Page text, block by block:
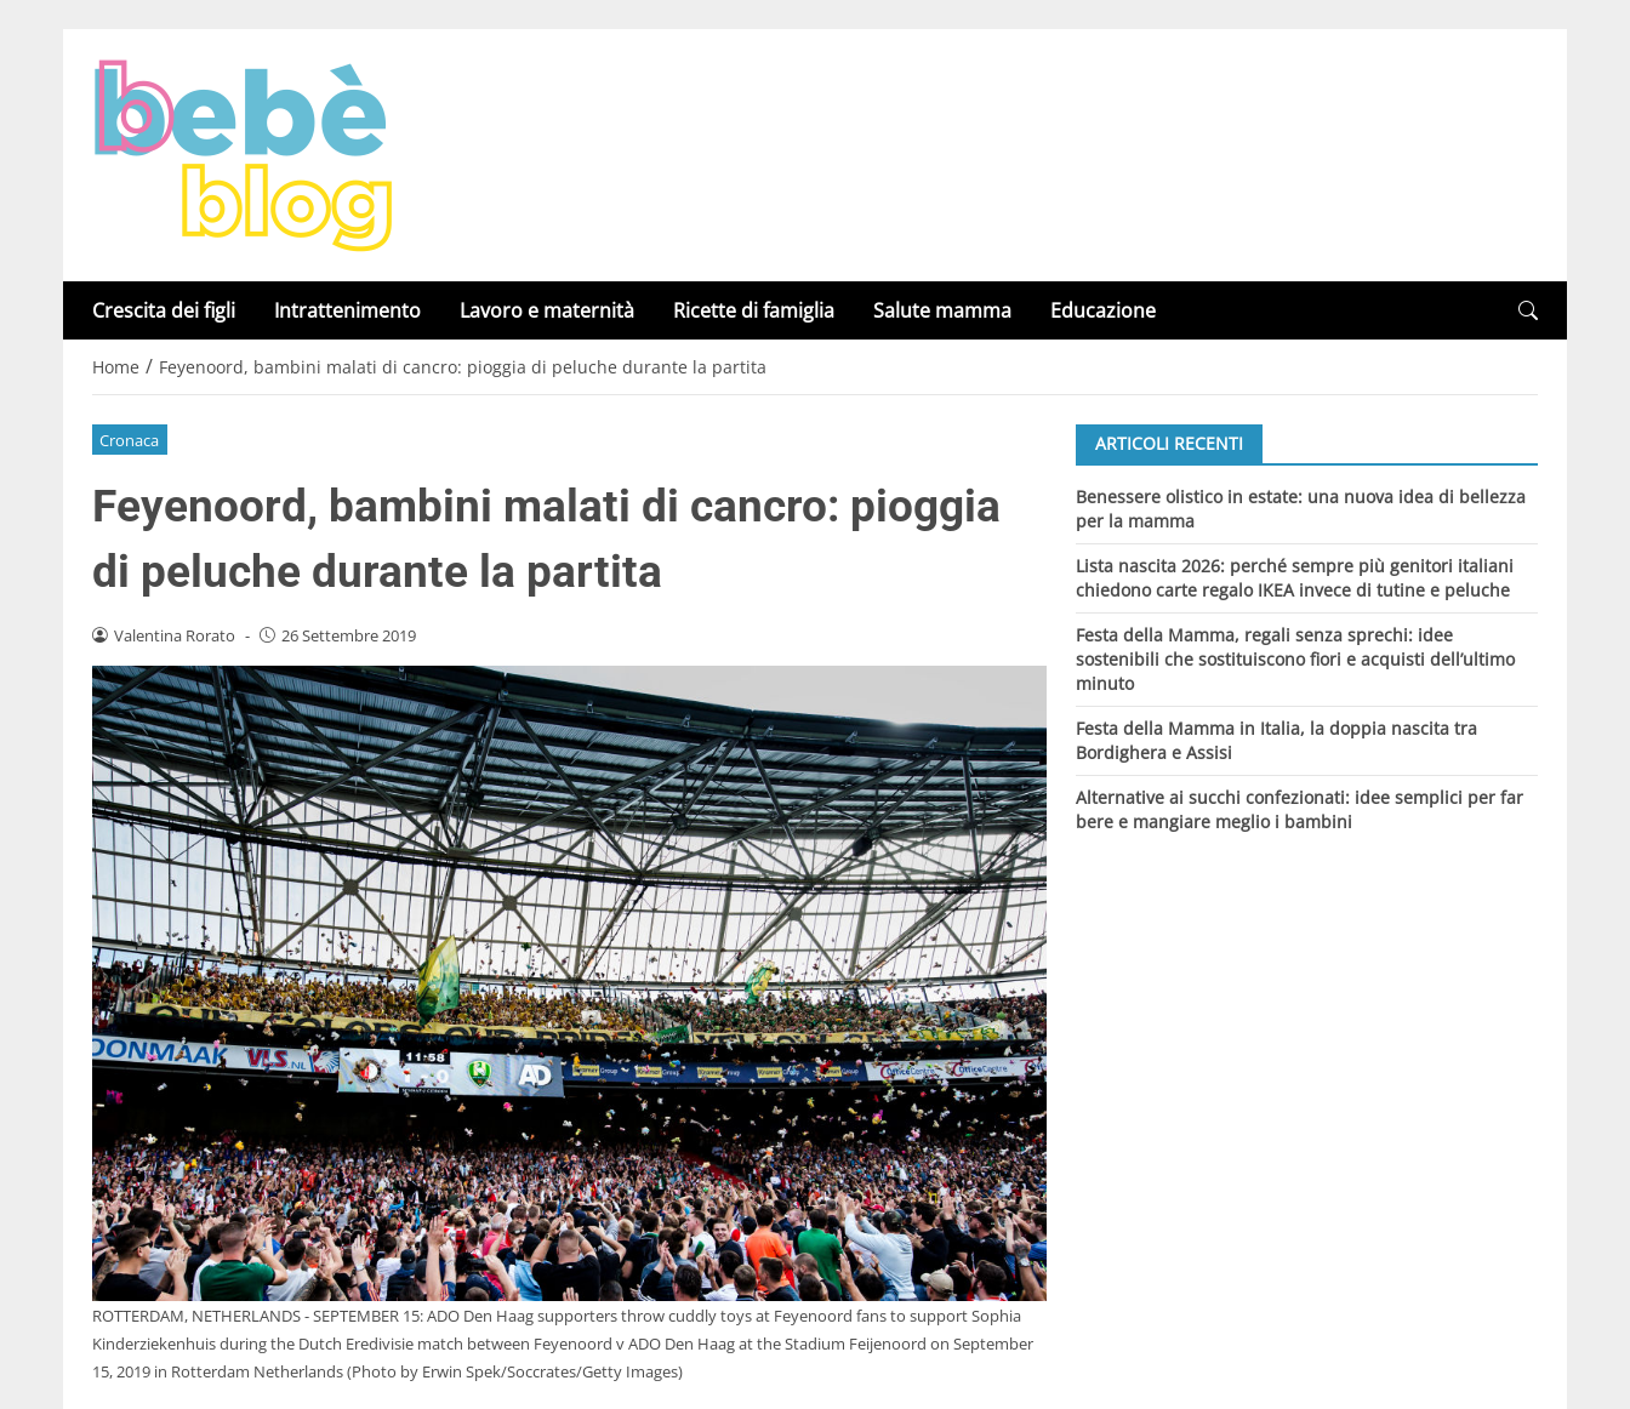
Crescita dei figli Intrattenimento Lavoro e maternità Ricette di famiglia Salute mamma Educazione
Home / Feyenoord, bambini malati di cancro: pioggia di peluche durante la partita
Cronaca
Feyenoord, bambini malati di cancro: pioggia
di peluche durante la partita
Valentina Rorato - 26 Settembre 2019
ROTTERDAM, NETHERLANDS - SEPTEMBER 15: ADO Den Haag supporters throw cuddly toys at Feyenoord fans to support Sophia
Kinderziekenhuis during the Dutch Eredivisie match between Feyenoord v ADO Den Haag at the Stadium Feijenoord on September
15, 2019 in Rotterdam Netherlands (Photo by Erwin Spek/Soccrates/Getty Images)
ARTICOLI RECENTI
Benessere olistico in estate: una nuova idea di bellezza
per la mamma
Lista nascita 2026: perché sempre più genitori italiani
chiedono carte regalo IKEA invece di tutine e peluche
Festa della Mamma, regali senza sprechi: idee
sostenibili che sostituiscono fiori e acquisti dell’ultimo
minuto
Festa della Mamma in Italia, la doppia nascita tra
Bordighera e Assisi
Alternative ai succhi confezionati: idee semplici per far
bere e mangiare meglio i bambini